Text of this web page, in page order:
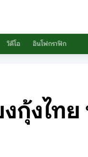
วิดีโอ อินโฟกราฟิก
กุ้งไท